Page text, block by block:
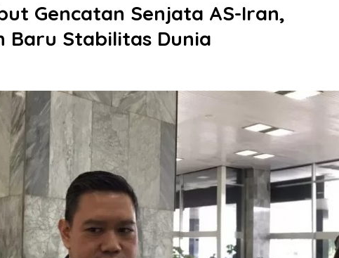
Gencatan Senjata AS-Iran,
Baru Stabilitas Dunia